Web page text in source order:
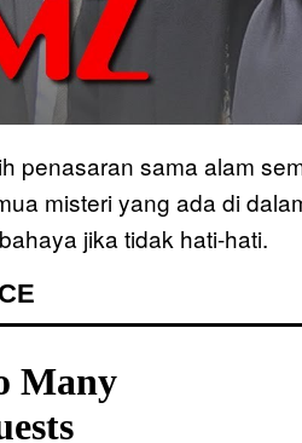
penasaran sama alam
misteri yang ada di
jika tidak hati-hati.